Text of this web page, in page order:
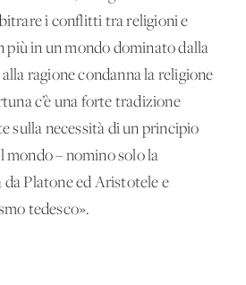
i conflitti tra religioni e
più in un mondo dominato dalla
ragione condanna la religione
c’è una forte tradizione
sulla necessità di un principio
mondo – nomino solo la
Platone ed Aristotele e
tedesco».